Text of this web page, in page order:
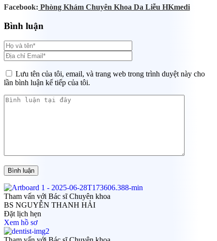
Facebook: Phòng Khám Chuyên Khoa Da Liễu HKmedi
Bình luận
Lưu tên của tôi, email, và trang web trong trình duyệt này cho
lần bình luận kế tiếp của tôi.
Bình luận
Tham vấn với Bác sĩ Chuyên khoa
BS NGUYỄN THANH HẢI
Đặt lịch hẹn
Xem hồ sơ